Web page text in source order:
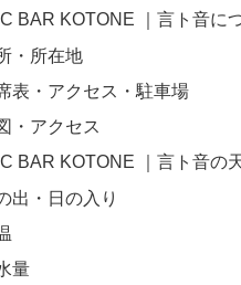
BAR KOTONE ｜言ト音に
・所在地
表・アクセス・駐車場
・アクセス
BAR KOTONE ｜言ト音の
出・日の入り
量